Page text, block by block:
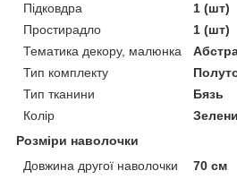
Підковдра
1 (шт)
Простирадло
1 (шт)
Тематика декору, малюнка
Тип комплекту
Тип тканини
Бязь
Колір
Розміри наволочки
Довжина другої наволочки
70 см